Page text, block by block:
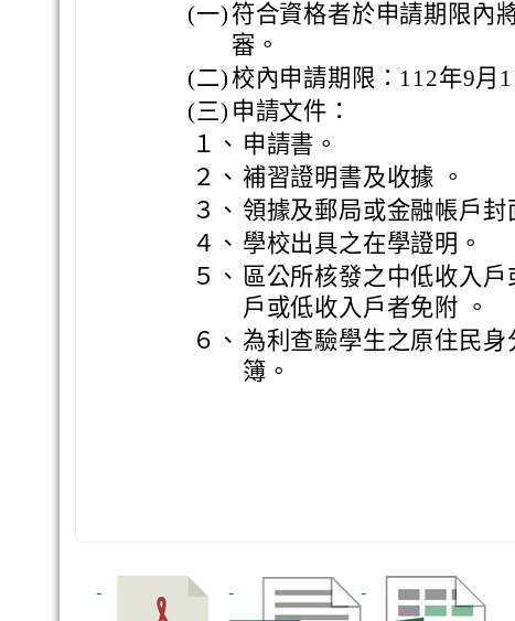
(一) 符合資格者於申請期限內
審。
(二)校內申請期限：112年9月
(三) 申請文件：
１、 申請書。
２、 補習證明書及收據 。
３、 領據及郵局或金融帳戶封
４、 學校出具之在學證明。
５、 區公所核發之中低收入
戶或低收入戶者免附 。
６、 為利查驗學生之原住民
簿。